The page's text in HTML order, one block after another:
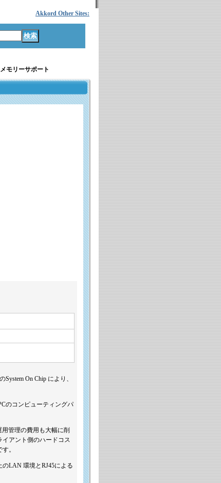
Akkord Other Sites:
モリーサポート
On Chip により、
のコンピューティングパ
管理の費用も大幅に削
アント側のハードコス
。
のLAN 環境とRJ45による